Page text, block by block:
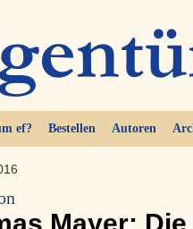
ef? Bestellen Autoren